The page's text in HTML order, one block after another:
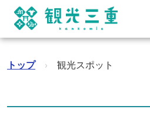
トップ › 観光スポット